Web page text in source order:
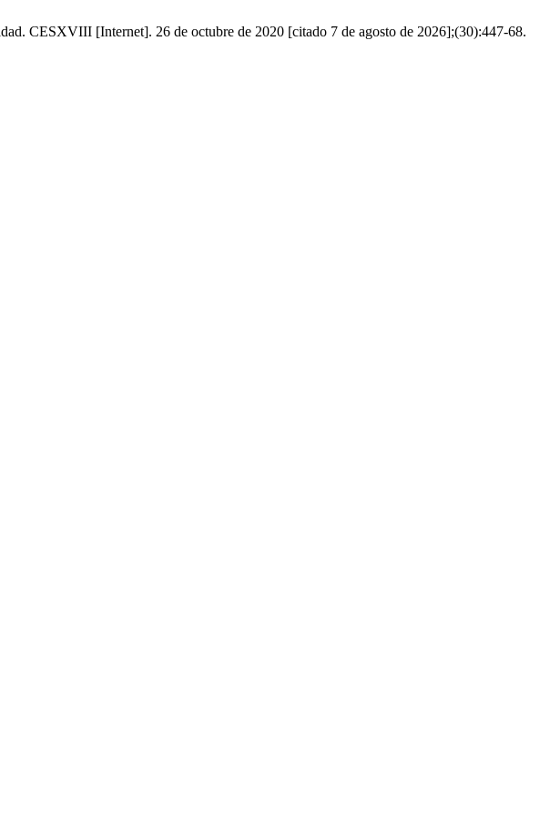
CESXVIII [Internet]. 26 de octubre de 2020 [citado 7 de agosto de 2026];(30):447-68.